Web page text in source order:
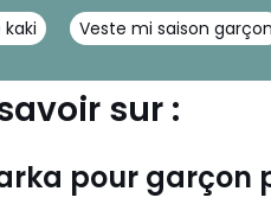
Veste mi saison garçon
sur :
pour garçon